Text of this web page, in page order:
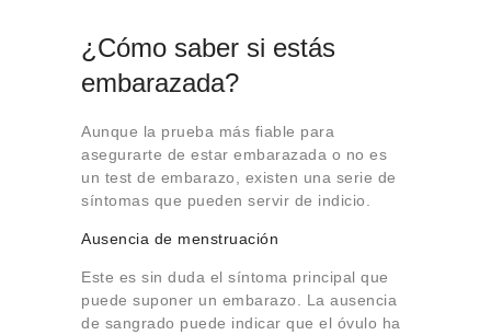
¿Cómo saber si estás
embarazada?
Aunque la prueba más fiable para
asegurarte de estar embarazada o no es
un test de embarazo, existen una serie de
síntomas que pueden servir de indicio.
Ausencia de menstruación
Este es sin duda el síntoma principal que
puede suponer un embarazo. La ausencia
de sangrado puede indicar que el óvulo ha